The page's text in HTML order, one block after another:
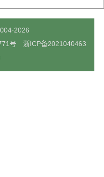
2026
号
浙ICP备2021040463